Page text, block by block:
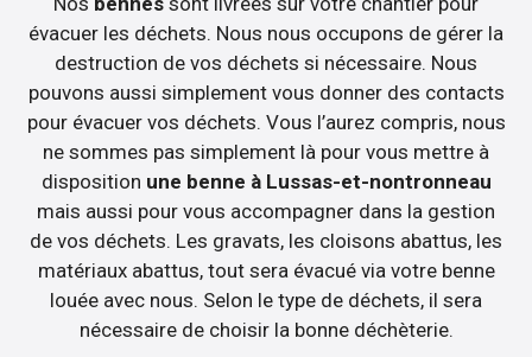
évacuer les déchets. Nous nous occupons de gérer la
destruction de vos déchets si nécessaire. Nous
pouvons aussi simplement vous donner des contacts
pour évacuer vos déchets. Vous l’aurez compris, nous
ne sommes pas simplement là pour vous mettre à
disposition une benne à Lussas-et-nontronneau
mais aussi pour vous accompagner dans la gestion
de vos déchets. Les gravats, les cloisons abattus, les
matériaux abattus, tout sera évacué via votre benne
louée avec nous. Selon le type de déchets, il sera
nécessaire de choisir la bonne déchèterie.